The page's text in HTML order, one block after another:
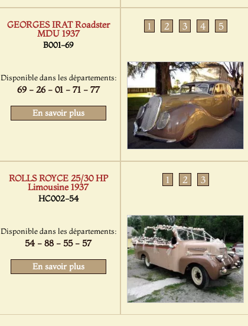
GEORGES IRAT Roadster
MDU 1937
B001-69
Disponible dans les départements:
69 - 26 - 01 - 71 - 77
En savoir plus
1 2 3 4 5
ROLLS ROYCE 25/30 HP
Limousine 1937
HC002-54
Disponible dans les départements:
54 - 88 - 55 - 57
En savoir plus
1 2 3